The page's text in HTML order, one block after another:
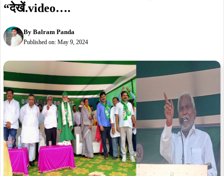
“देखें.video….
By Balram Panda
Published on: May 9, 2024